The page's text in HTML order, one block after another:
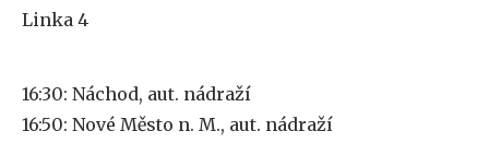
Linka 4
16:30: Náchod, aut. nádraží
16:50: Nové Město n. M., aut. nádraží